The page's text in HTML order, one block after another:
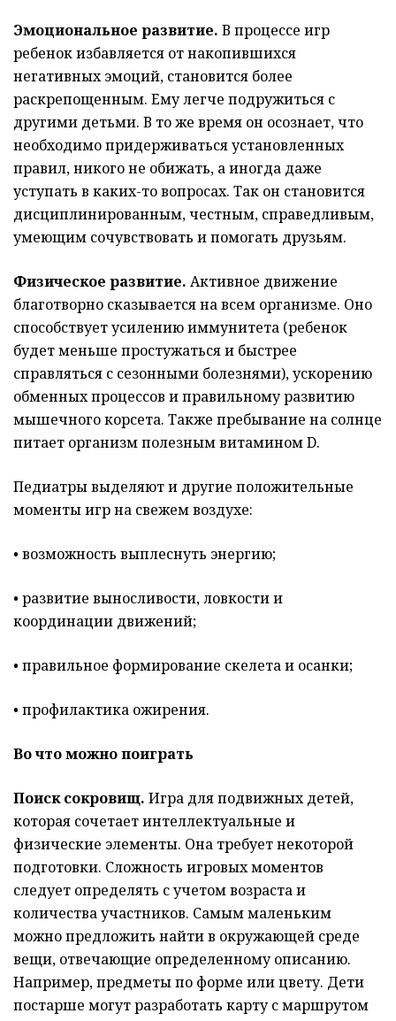
Эмоциональное развитие. В процессе игр
ребенок избавляется от накопившихся
негативных эмоций, становится более
раскрепощенным. Ему легче подружиться с
другими детьми. В то же время он осознает, что
необходимо придерживаться установленных
правил, никого не обижать, а иногда даже
уступать в каких-то вопросах. Так он становится
дисциплинированным, честным, справедливым,
умеющим сочувствовать и помогать друзьям.
Физическое развитие. Активное движение
благотворно сказывается на всем организме. Оно
способствует усилению иммунитета (ребенок
будет меньше простужаться и быстрее
справляться с сезонными болезнями), ускорению
обменных процессов и правильному развитию
мышечного корсета. Также пребывание на солнце
питает организм полезным витамином D.
Педиатры выделяют и другие положительные
моменты игр на свежем воздухе:
• возможность выплеснуть энергию;
• развитие выносливости, ловкости и
координации движений;
• правильное формирование скелета и осанки;
• профилактика ожирения.
Во что можно поиграть
Поиск сокровищ. Игра для подвижных детей,
которая сочетает интеллектуальные и
физические элементы. Она требует некоторой
подготовки. Сложность игровых моментов
следует определять с учетом возраста и
количества участников. Самым маленьким
можно предложить найти в окружающей среде
вещи, отвечающие определенному описанию.
Например, предметы по форме или цвету. Дети
постарше могут разработать карту с маршрутом